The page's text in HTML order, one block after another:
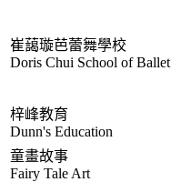
崔藹璇芭蕾舞學校
Doris Chui School of Ballet
梓峰教育
Dunn's Education
童畫故事
Fairy Tale Art